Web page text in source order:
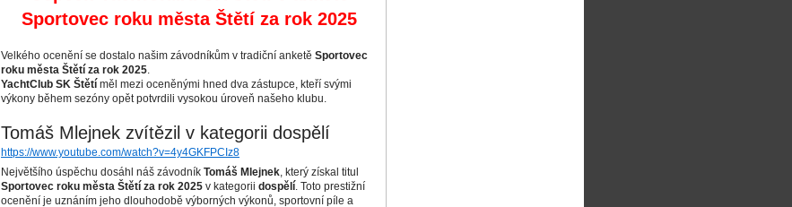
Sportovec roku města Štětí za rok 2025
Velkého ocenění se dostalo našim závodníkům v tradiční anketě Sportovec
roku města Štětí za rok 2025.
YachtClub SK Štětí měl mezi oceněnými hned dva zástupce, kteří svými
výkony během sezóny opět potvrdili vysokou úroveň našeho klubu.
Tomáš Mlejnek zvítězil v kategorii dospělí
https://www.youtube.com/watch?v=4y4GKFPCIz8
Největšího úspěchu dosáhl náš závodník Tomáš Mlejnek, který získal titul
Sportovec roku města Štětí za rok 2025 v kategorii dospělí. Toto prestižní
ocenění je uznáním jeho dlouhodobě výborných výkonů, sportovní píle a